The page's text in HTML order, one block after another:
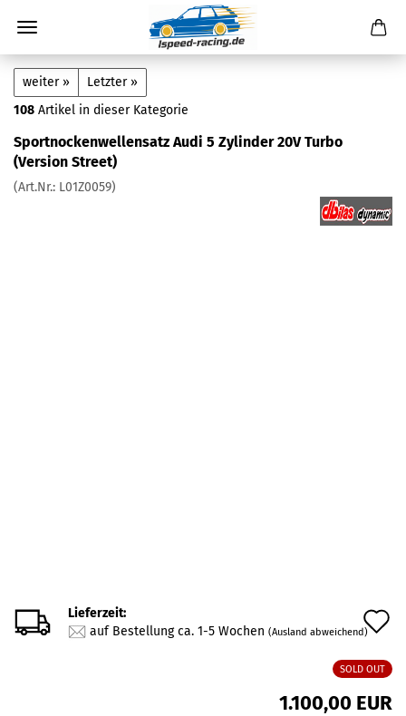
weiter »
Letzter »
108 Artikel in dieser Kategorie
Sportnockenwellensatz Audi 5 Zylinder 20V Turbo
(Version Street)
(Art.Nr.: L01Z0059)
Lieferzeit:
auf Bestellung ca. 1-5 Wochen (Ausland abweichend)
SOLD OUT
1.100,00 EUR